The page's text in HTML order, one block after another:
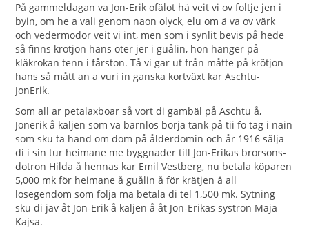
På gammeldagan va Jon-Erik ofälot hä veit vi ov foltje jen i
byin, om he a vali genom naon olyck, elu om ä va ov värk
och vedermödor veit vi int, men som i synlit bevis på hede
så finns krötjon hans oter jer i guålin, hon hänger på
kläkrokan tenn i fårston. Tå vi gar ut från måtte på krötjon
hans så mått an a vuri in ganska kortväxt kar Aschtu-
JonErik.
Som all ar petalaxboar så vort di gambäl på Aschtu å,
Jonerik å käljen som va barnlös börja tänk på tii fo tag i nain
som sku ta hand om dom på ålderdomin och år 1916 sälja
di i sin tur heimane me byggnader till Jon-Erikas brorsons-
dotron Hilda å hennas kar Emil Vestberg, nu betala köparen
5,000 mk för heimane å guålin å för krätjen å all
lösegendom som följa mä betala di tel 1,500 mk. Sytning
sku di jäv åt Jon-Erik å käljen å åt Jon-Erikas systron Maja
Kajsa.